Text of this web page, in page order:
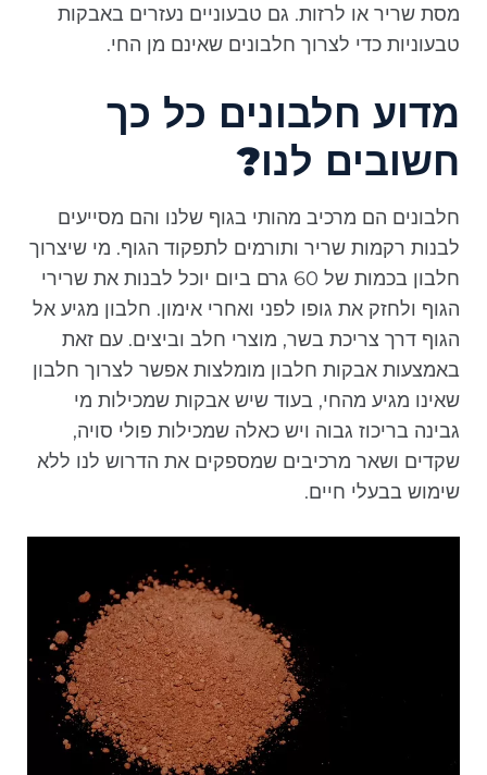
מסת שריר או לרזות. גם טבעוניים נעזרים באבקות
טבעוניות כדי לצרוך חלבונים שאינם מן החי.
מדוע חלבונים כל כך
חשובים לנו?
חלבונים הם מרכיב מהותי בגוף שלנו והם מסייעים
לבנות רקמות שריר ותורמים לתפקוד הגוף. מי שיצרוך
חלבון בכמות של 60 גרם ביום יוכל לבנות את שרירי
הגוף ולחזק את גופו לפני ואחרי אימון. חלבון מגיע אל
הגוף דרך צריכת בשר, מוצרי חלב וביצים. עם זאת
באמצעות אבקות חלבון מומלצות אפשר לצרוך חלבון
שאינו מגיע מהחי, בעוד שיש אבקות שמכילות מי
גבינה בריכוז גבוה ויש כאלה שמכילות פולי סויה,
שקדים ושאר מרכיבים שמספקים את הדרוש לנו ללא
שימוש בבעלי חיים.